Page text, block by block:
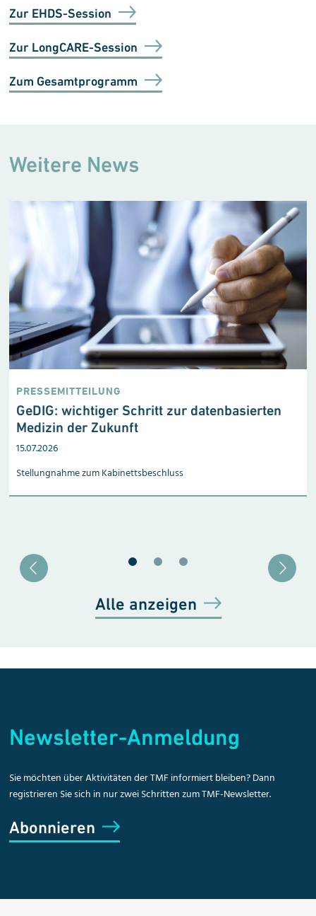
Zur EHDS-Session
Zur LongCARE-Session
Zum Gesamtprogramm
Weitere News
PRESSEMITTEILUNG
GeDIG: wichtiger Schritt zur datenbasierten
Medizin der Zukunft
15.07.2026
Stellungnahme zum Kabinetts­beschluss
Alle anzeigen
Newsletter-Anmeldung
Sie möchten über Aktivitäten der TMF informiert bleiben? Dann
registrieren Sie sich in nur zwei Schritten zum TMF-Newsletter.
Abonnieren